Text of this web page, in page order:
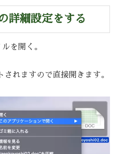
詳細設定をする
を開く。
れますので直接開きます。